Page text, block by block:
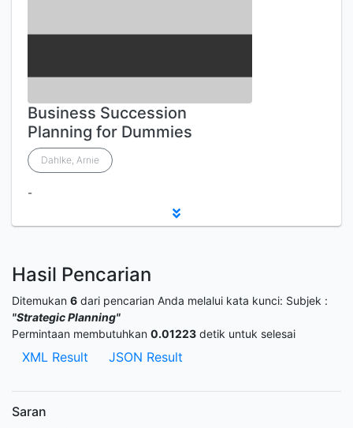
Business Succession
Planning for Dummies
Dahlke, Arnie
-
Hasil Pencarian
Ditemukan 6 dari pencarian Anda melalui kata kunci: Subjek :
"Strategic Planning"
Permintaan membutuhkan 0.01223 detik untuk selesai
XML Result JSON Result
Saran